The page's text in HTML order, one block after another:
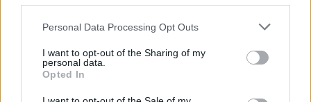
Personal Data Processing Opt Outs
I want to opt-out of the Sharing of my
personal data.
Opted In